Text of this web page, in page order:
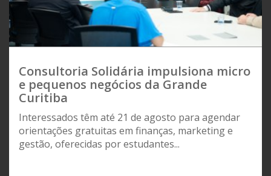
Consultoria Solidária impulsiona micro
e pequenos negócios da Grande
Curitiba
Interessados têm até 21 de agosto para agendar
orientações gratuitas em finanças, marketing e
gestão, oferecidas por estudantes...